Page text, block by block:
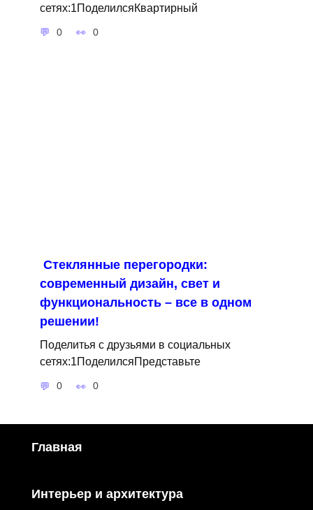
сетях:1ПоделилсяКвартирный
0 0
Стеклянные перегородки:
современный дизайн, свет и
функциональность – все в одном
решении!
Поделитья с друзьями в социальных
сетях:1ПоделилсяПредставьте
0 0
Главная
Интерьер и архитектура